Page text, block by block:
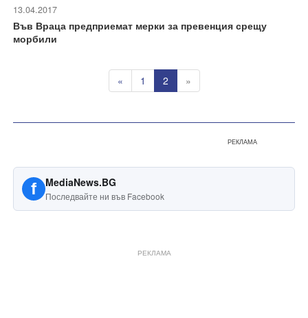
13.04.2017
Във Враца предприемат мерки за превенция срещу
морбили
« 1 2 »
РЕКЛАМА
f MediaNews.BG
Последвайте ни във Facebook
РЕКЛАМА